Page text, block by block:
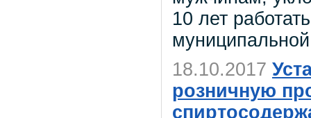
10 лет
18.10.2017
розничную